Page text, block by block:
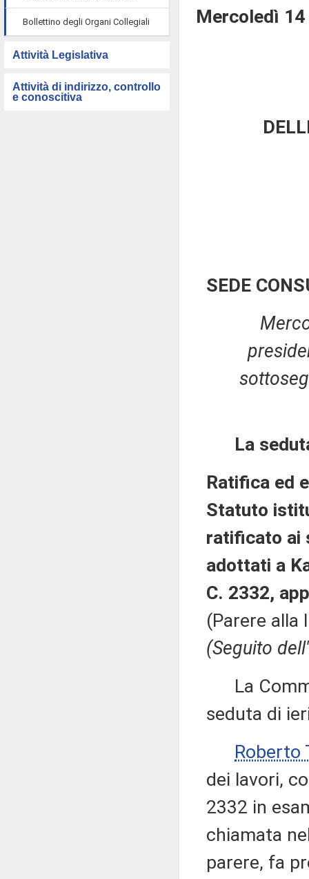
Bollettino degli Organi Collegiali
Attività Legislativa
Attività di indirizzo, controllo
e conoscitiva
Mercoledì
SEDE
La
Ratifica ed
Statuto
ratificato ai
adottati a
C. 2332,
(Parere alla
(Seguito
La
seduta di
Roberto
dei lavori,
2332 in
chiamata
parere, fa